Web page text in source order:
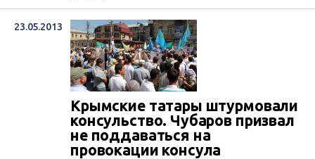
23.05.2013
Крымские татары штурмовали
консульство. Чубаров призвал
не поддаваться на
провокации консула